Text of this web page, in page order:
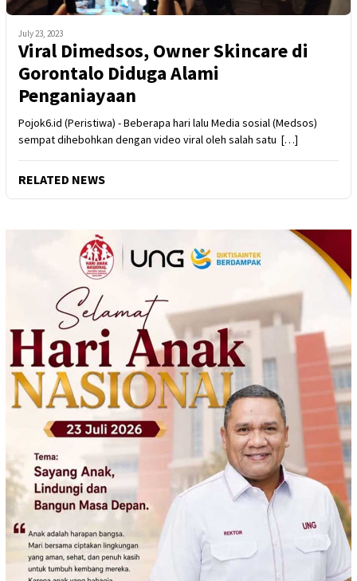
July 23, 2023
Viral Dimedsos, Owner Skincare di
Gorontalo Diduga Alami
Penganiayaan
Pojok6.id (Peristiwa) - Beberapa hari lalu Media sosial (Medsos)
sempat dihebohkan dengan video viral oleh salah satu […]
RELATED NEWS